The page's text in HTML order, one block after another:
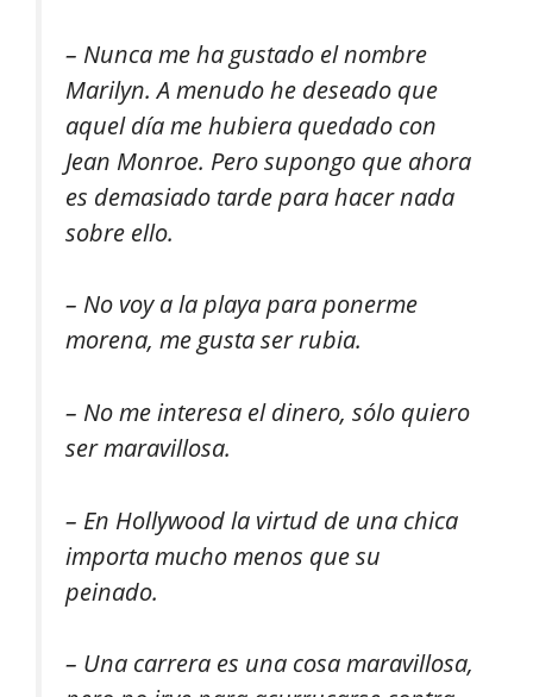
– Nunca me ha gustado el nombre
Marilyn. A menudo he deseado que
aquel día me hubiera quedado con
Jean Monroe. Pero supongo que ahora
es demasiado tarde para hacer nada
sobre ello.
– No voy a la playa para ponerme
morena, me gusta ser rubia.
– No me interesa el dinero, sólo quiero
ser maravillosa.
– En Hollywood la virtud de una chica
importa mucho menos que su
peinado.
– Una carrera es una cosa maravillosa,